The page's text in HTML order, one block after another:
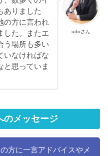
udoさん
ありました
の方に言われ
した。またエ
う場所も多い
いなければな
と思っていま
のメッセージ
方に一言アドバイスやメ